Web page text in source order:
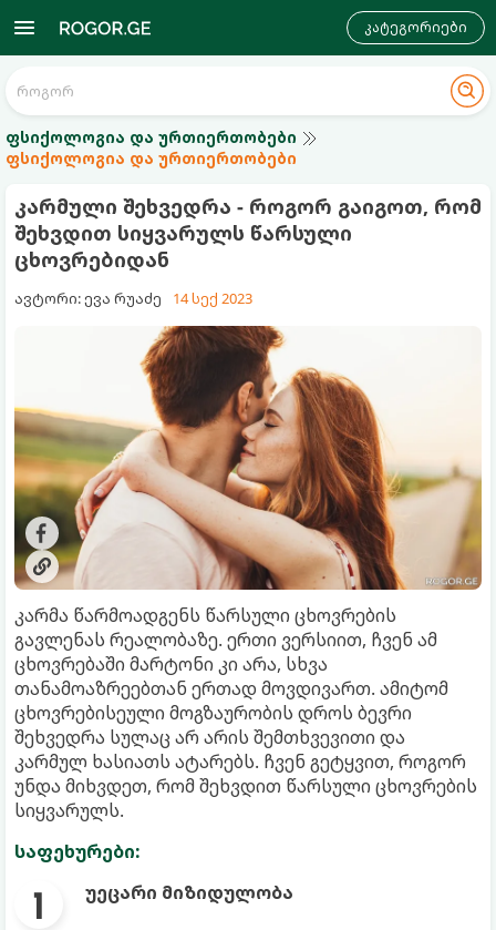
კატეგორიები
ფსიქოლოგია და ურთიერთობები
ფსიქოლოგია და ურთიერთობები
კარმული შეხვედრა - როგორ გაიგოთ, რომ
შეხვდით სიყვარულს წარსული
ცხოვრებიდან
ავტორი: ევა რუაძე 14 სექ 2023
კარმა წარმოადგენს წარსული ცხოვრების
გავლენას რეალობაზე. ერთი ვერსიით, ჩვენ ამ
ცხოვრებაში მარტონი კი არა, სხვა
თანამოაზრეებთან ერთად მოვდივართ. ამიტომ
ცხოვრებისეული მოგზაურობის დროს ბევრი
შეხვედრა სულაც არ არის შემთხვევითი და
კარმულ ხასიათს ატარებს. ჩვენ გეტყვით, როგორ
უნდა მიხვდეთ, რომ შეხვდით წარსული ცხოვრების
სიყვარულს.
საფეხურები:
უეცარი მიზიდულობა